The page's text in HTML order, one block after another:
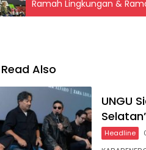
Ramah Lingkungan &
Read Also
UNGU
Headline